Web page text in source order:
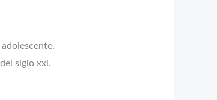
siglo xxi.